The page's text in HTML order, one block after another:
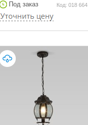
Под заказ Код: 018 664